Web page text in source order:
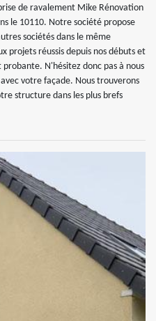
de ravalement Mike Rénovation
le 10110. Notre société propose
sociétés dans le même
projets réussis depuis nos débuts et
N'hésitez donc pas à nous
votre façade. Nous trouverons
structure dans les plus brefs